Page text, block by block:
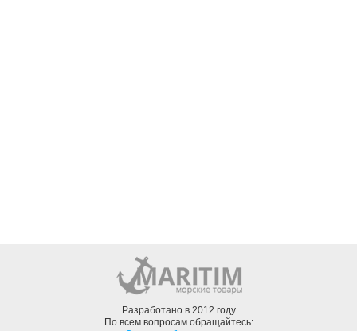
Разработано в 2012 году
По всем вопросам обращайтесь: